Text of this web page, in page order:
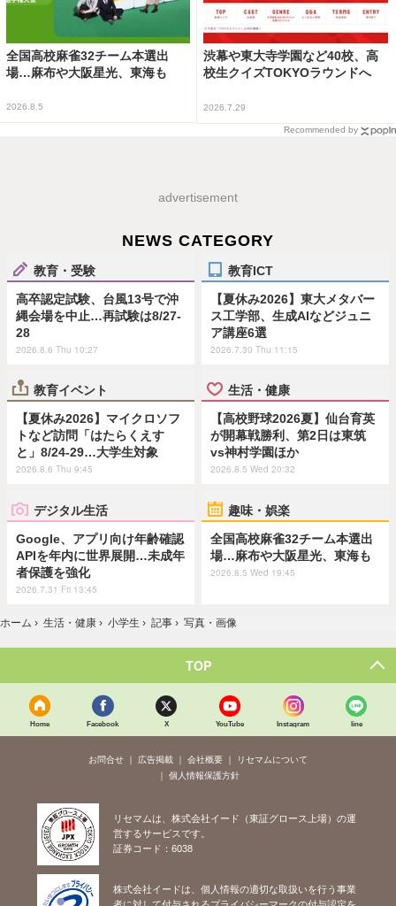
全国高校麻雀32チーム本選出
場…麻布や大阪星光、東海も
2026.8.5
渋幕や東大寺学園など40校、高
校生クイズTOKYOラウンドへ
2026.7.29
Recommended by
advertisement
NEWS CATEGORY
教育・受験
高卒認定試験、台風13号で沖
縄会場を中止…再試験は8/27-
28
2026.8.6 Thu 10:27
教育ICT
【夏休み2026】東大メタバー
ス工学部、生成AIなどジュニ
ア講座6選
2026.7.30 Thu 11:15
教育イベント
【夏休み2026】マイクロソフ
トなど訪問「はたらくえす
と」8/24-29…大学生対象
2026.8.6 Thu 9:45
生活・健康
【高校野球2026夏】仙台育英
が開幕戦勝利、第2日は東筑
vs神村学園ほか
2026.8.5 Wed 20:32
デジタル生活
Google、アプリ向け年齢確認
APIを年内に世界展開…未成年
者保護を強化
2026.7.31 Fri 13:45
趣味・娯楽
全国高校麻雀32チーム本選出
場…麻布や大阪星光、東海も
2026.8.5 Wed 19:45
ホーム › 生活・健康 › 小学生 › 記事 › 写真・画像
TOP
Home Facebook X YouTube Instagram line
お問合せ 広告掲載 会社概要
リセマムについて
個人情報保護方針
リセマムは、株式会社イード（東証グロース上場）の運
営するサービスです。
証券コード：6038
株式会社イードは、個人情報の適切な取扱いを行う事業